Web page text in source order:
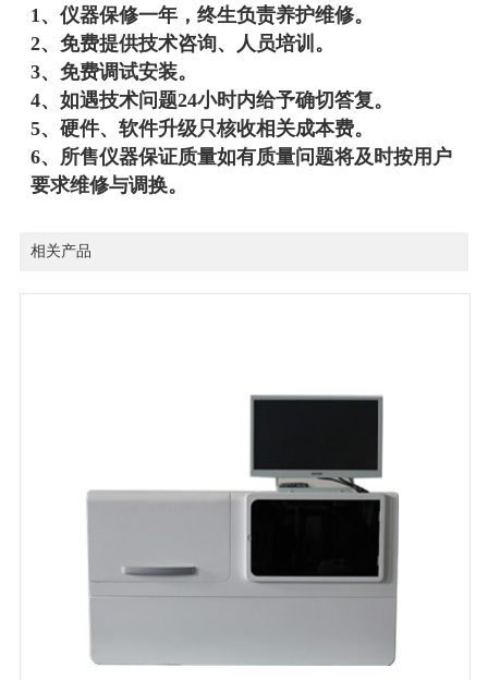
1、仪器保修一年，终生负责养护维修。
2、免费提供技术咨询、人员培训。
3、免费调试安装。
4、如遇技术问题24小时内给予确切答复。
5、硬件、软件升级只核收相关成本费。
6、所售仪器保证质量如有质量问题将及时按用户
要求维修与调换。
相关产品